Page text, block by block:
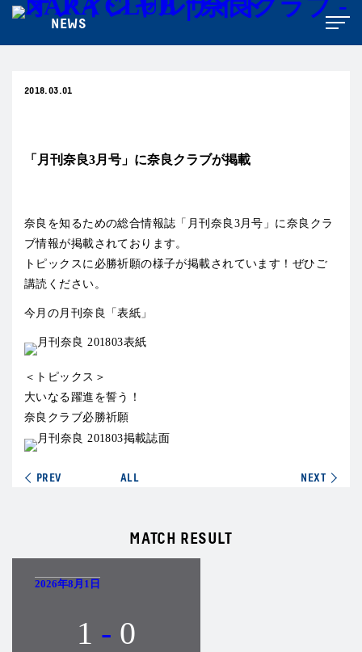
NEWS
2018.03.01
「月刊奈良3月号」に奈良クラブが掲載
奈良を知るための総合情報誌「月刊奈良3月号」に奈良クラ
ブ情報が掲載されております。
トピックスに必勝祈願の様子が掲載されています！ぜひご
講読ください。
今月の月刊奈良「表紙」
＜トピックス＞
大いなる躍進を誓う！
奈良クラブ必勝祈願
PREV ALL NEXT
MATCH RESULT
2026年8月1日
1 - 0